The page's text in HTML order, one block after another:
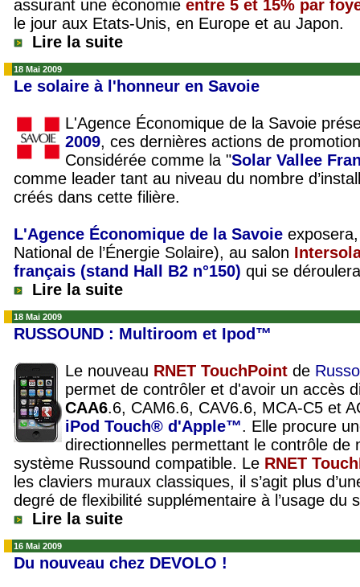
assurant une économie entre 5 et 15% par
le jour aux Etats-Unis, en Europe et au Japon.
Lire la suite
18 Mai 2009
Le solaire à l'honneur en Savoie
L'Agence Économique de la Savoie
2009, ces dernières actions de
Considérée comme la "Solar Vallee
comme leader tant au niveau du nombre
créés dans cette filière.
L'Agence Économique de la Savoie
National de l’Énergie Solaire), au salon
français (stand Hall B2 n°150) qui se
Lire la suite
18 Mai 2009
RUSSOUND : Multiroom et Ipod™
Le nouveau RNET TouchPoint de
permet de contrôler et d'avoir un accès
CAA6.6, CAM6.6, CAV6.6, MCA-C5 et
iPod Touch® d'Apple™. Elle procure
directionnelles permettant le contrôle de
système Russound compatible. Le RNET
les claviers muraux classiques, il s’agit plus
degré de flexibilité supplémentaire à l’usage du
Lire la suite
16 Mai 2009
Du nouveau chez DEVOLO !